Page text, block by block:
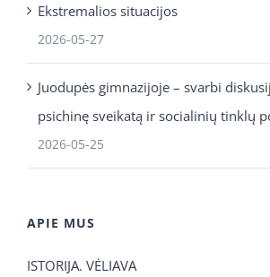
Ekstremalios situacijos
2026-05-27
Juodupės gimnazijoje – svarbi
psichinę sveikatą ir socialinių tinklų
2026-05-25
APIE MUS
ISTORIJA. VĖLIAVA